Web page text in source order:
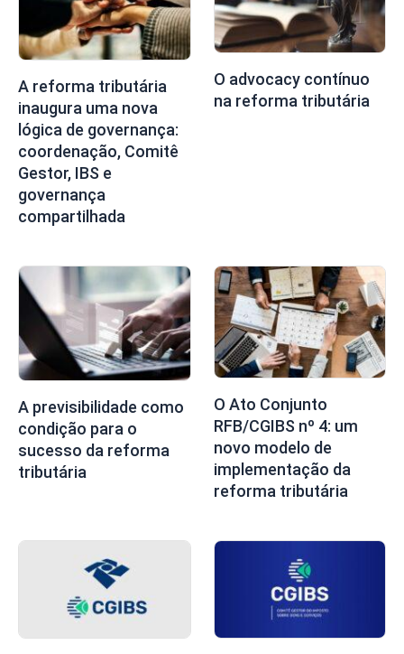
A reforma tributária
inaugura uma nova
lógica de governança:
coordenação, Comitê
Gestor, IBS e
governança
compartilhada
O advocacy contínuo
na reforma tributária
A previsibilidade como
condição para o
sucesso da reforma
tributária
O Ato Conjunto
RFB/CGIBS nº 4: um
novo modelo de
implementação da
reforma tributária